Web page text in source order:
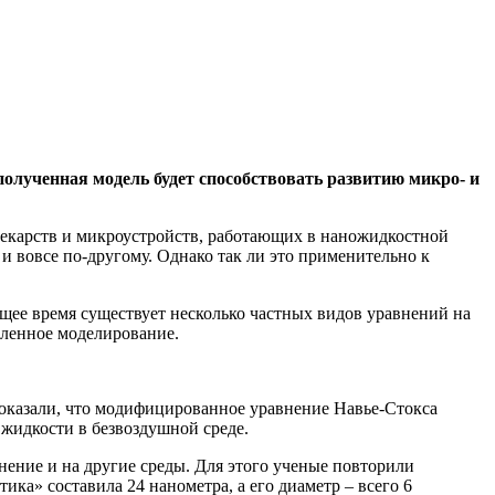
модель будет способствовать развитию микро- и
и микроустройств, работающих в наножидкостной
вовсе по-другому. Однако так ли это применительно к
время существует несколько частных видов уравнений на
моделирование.
что модифицированное уравнение Навье-Стокса
в безвоздушной среде.
и на другие среды. Для этого ученые повторили
составила 24 нанометра, а его диаметр – всего 6